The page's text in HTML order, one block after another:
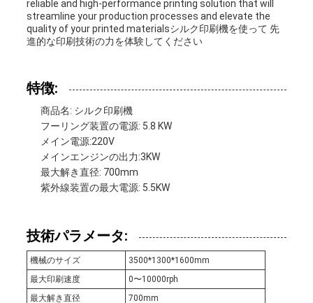
reliable and high-performance printing solution that will
streamline your production processes and elevate the
quality of your printed materialsシルク印刷機を使って 先
進的な印刷技術の力を体験してください
特徴:
商品名: シルク印刷機
フーリング装置の電源: 5.8 KW
メイン電源:220V
メインエンジンの出力:3KW
最大解き直径: 700mm
紫外線装置の最大電源: 5.5KW
技術パラメータ:
機械のサイズ
3500*1300*1600mm
最大印刷速度
0〜10000rph
最大解き直径
700mm